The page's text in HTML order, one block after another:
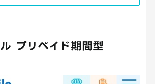
プリペイド期間型